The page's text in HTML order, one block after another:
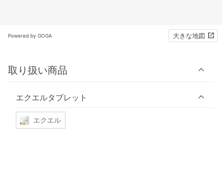
Powered by GOGA 大きな地図
取り扱い商品
エクエルタブレット
エクエル